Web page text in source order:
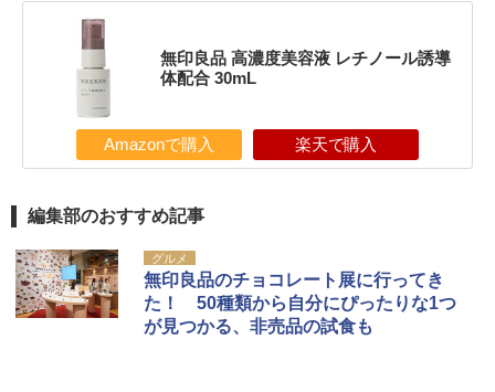
無印良品 高濃度美容液 レチノール誘導
体配合 30mL
Amazonで購入 楽天で購入
編集部のおすすめ記事
グルメ
無印良品のチョコレート展に行ってき
た！ 50種類から自分にぴったりな1つ
が見つかる、非売品の試食も